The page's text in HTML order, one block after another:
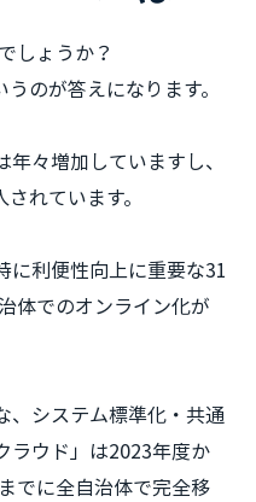
しょうか？
のが答えになります。
々増加していますし、
れています。
に利便性向上に重要な31
体でのオンライン化が
、システム標準化・共通
ラウド」は2023年度か
でに全自治体で完全移